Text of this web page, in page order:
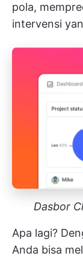
pola,
intervensi
Dasbor
Apa lagi?
Anda bisa